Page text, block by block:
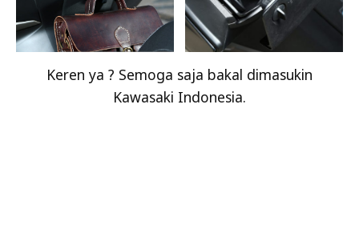
Keren ya ? Semoga saja bakal dimasukin
Kawasaki Indonesia.